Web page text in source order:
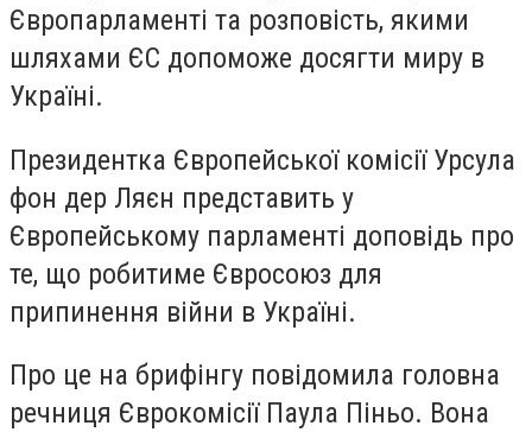
Європарламенті та розповість, якими
шляхами ЄС допоможе досягти миру в
Україні.
Президентка Європейської комісії Урсула
фон дер Ляєн представить у
Європейському парламенті доповідь про
те, що робитиме Євросоюз для
припинення війни в Україні.
Про це на брифінгу повідомила головна
речниця Єврокомісії Паула Піньо. Вона